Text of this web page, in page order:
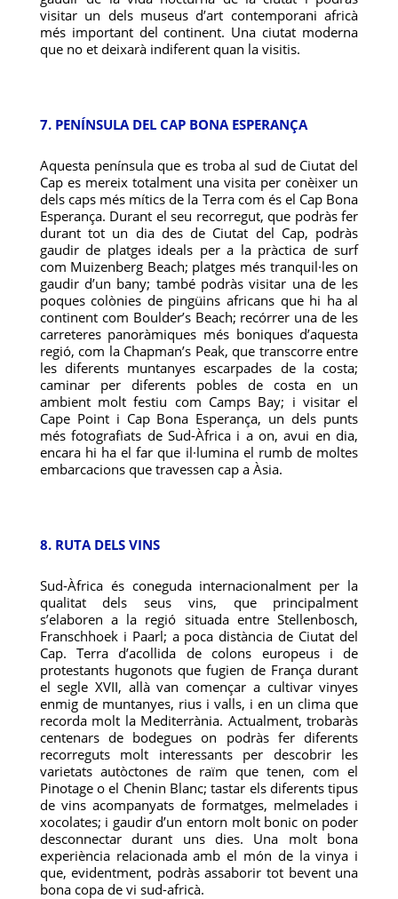
visitar un dels museus d’art contemporani africà
més important del continent. Una ciutat moderna
que no et deixarà indiferent quan la visitis.
7. PENÍNSULA DEL CAP BONA ESPERANÇA
Aquesta península que es troba al sud de Ciutat del
Cap es mereix totalment una visita per conèixer un
dels caps més mítics de la Terra com és el Cap Bona
Esperança. Durant el seu recorregut, que podràs fer
durant tot un dia des de Ciutat del Cap, podràs
gaudir de platges ideals per a la pràctica de surf
com Muizenberg Beach; platges més tranquil·les on
gaudir d’un bany; també podràs visitar una de les
poques colònies de pingüins africans que hi ha al
continent com Boulder’s Beach; recórrer una de les
carreteres panoràmiques més boniques d’aquesta
regió, com la Chapman’s Peak, que transcorre entre
les diferents muntanyes escarpades de la costa;
caminar per diferents pobles de costa en un
ambient molt festiu com Camps Bay; i visitar el
Cape Point i Cap Bona Esperança, un dels punts
més fotografiats de Sud-Àfrica i a on, avui en dia,
encara hi ha el far que il·lumina el rumb de moltes
embarcacions que travessen cap a Àsia.
8. RUTA DELS VINS
Sud-Àfrica és coneguda internacionalment per la
qualitat dels seus vins, que principalment
s’elaboren a la regió situada entre Stellenbosch,
Franschhoek i Paarl; a poca distància de Ciutat del
Cap. Terra d’acollida de colons europeus i de
protestants hugonots que fugien de França durant
el segle XVII, allà van començar a cultivar vinyes
enmig de muntanyes, rius i valls, i en un clima que
recorda molt la Mediterrània. Actualment, trobaràs
centenars de bodegues on podràs fer diferents
recorreguts molt interessants per descobrir les
varietats autòctones de raïm que tenen, com el
Pinotage o el Chenin Blanc; tastar els diferents tipus
de vins acompanyats de formatges, melmelades i
xocolates; i gaudir d’un entorn molt bonic on poder
desconnectar durant uns dies. Una molt bona
experiència relacionada amb el món de la vinya i
que, evidentment, podràs assaborir tot bevent una
bona copa de vi sud-africà.